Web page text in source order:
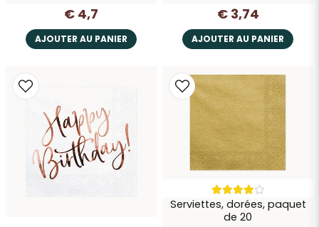
€ 4,7
AJOUTER AU PANIER
€ 3,74
AJOUTER AU PANIER
Serviettes, dorées, paquet
de 20